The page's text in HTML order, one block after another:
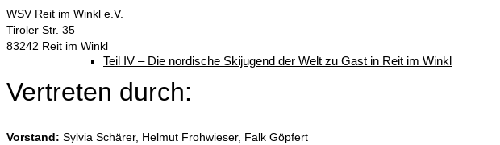
Teil IV – Die nordische Skijugend der Welt zu Gast in Reit im Winkl
WSV Reit im Winkl e.V.
Tiroler Str. 35
83242 Reit im Winkl
Vertreten durch:
Vorstand: Sylvia Schärer, Helmut Frohwieser, Falk Göpfert